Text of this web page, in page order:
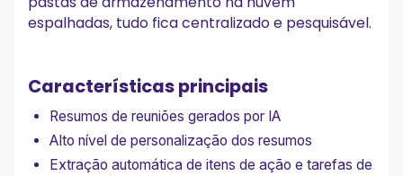
espalhadas, tudo fica centralizado e pesquisável.
Características principais
Resumos de reuniões gerados por IA
Alto nível de personalização dos resumos
Extração automática de itens de ação e tarefas de